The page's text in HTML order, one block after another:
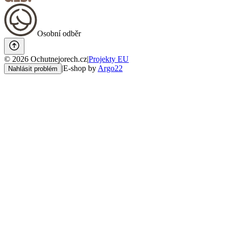
Osobní odběr
© 2026 Ochutnejorech.cz|Projekty EU
Nahlásit problém |E-shop by Argo22